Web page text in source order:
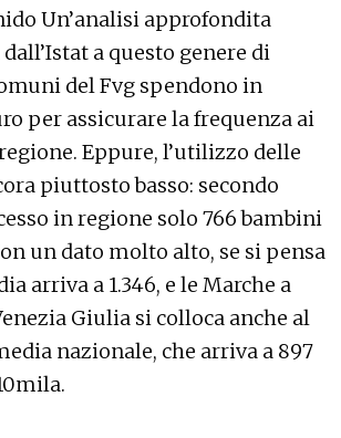
Un’analisi approfondita
a questo genere di
del Fvg spendono in
per assicurare la frequenza ai
Eppure, l’utilizzo delle
piuttosto basso: secondo
in regione solo 766 bambini
un dato molto alto, se si pensa
arriva a 1.346, e le Marche a
Giulia si colloca anche al
nazionale, che arriva a 897